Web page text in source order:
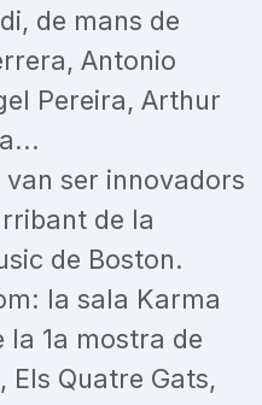
de mans de
Antonio
Pereira, Arthur
ser innovadors
de la
de Boston.
la sala Karma
la 1a mostra de
Els Quatre Gats,